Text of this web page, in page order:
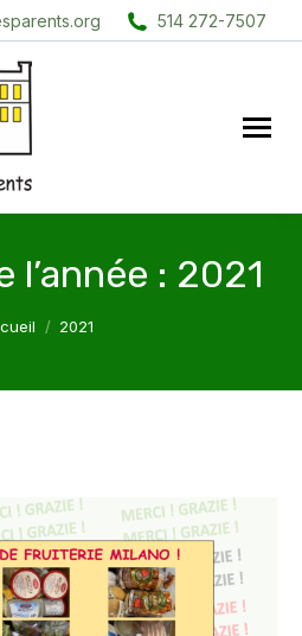
514 272-7507
l’année : 2021
êtes ici :
2021